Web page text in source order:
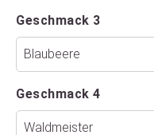
Geschmack 3
Geschmack 4